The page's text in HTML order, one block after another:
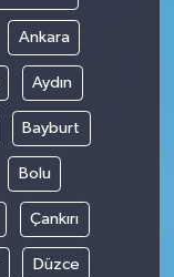
Ankara
Aydın
Bayburt
Bolu
Çankırı
Düzce